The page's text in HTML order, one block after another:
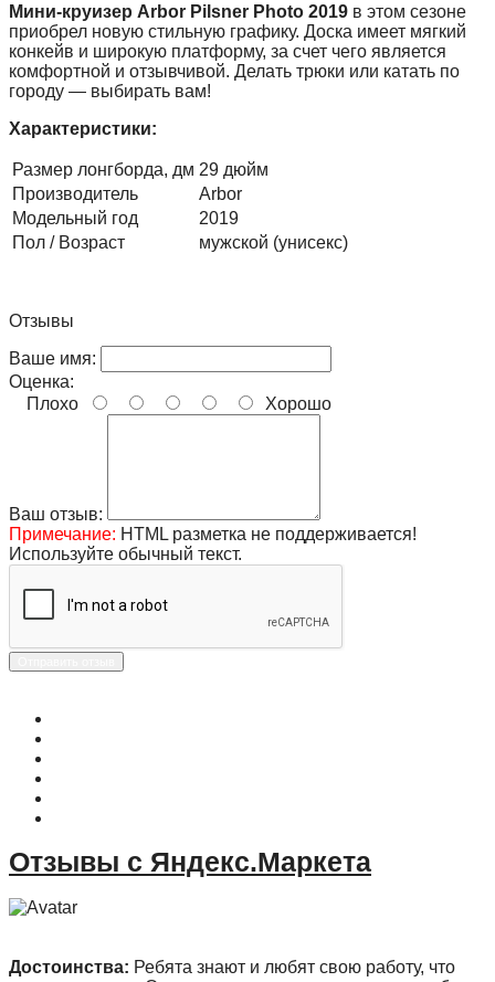
Мини-круизер Arbor Pilsner Photo 2019 в этом сезоне
приобрел новую стильную графику. Доска имеет мягкий
конкейв и широкую платформу, за счет чего является
комфортной и отзывчивой. Делать трюки или катать по
городу — выбирать вам!
Характеристики:
Размер лонгборда, дм 29 дюйм
Производитель
Arbor
Модельный год
2019
Пол / Возраст
мужской (унисекс)
Отзывы
Ваше имя:
Оценка:
Плохо
Хорошо
Ваш отзыв:
Примечание: HTML разметка не поддерживается!
Используйте обычный текст.
Отзывы с Яндекс.Маркета
Достоинства: Ребята знают и любят свою работу, что